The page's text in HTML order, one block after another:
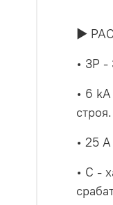
►
• 3P
• 6
• 25
• C -